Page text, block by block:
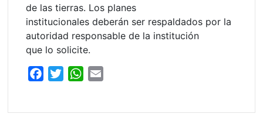
de las tierras. Los planes
institucionales deberán ser respaldados por la
autoridad responsable de la institución
que lo solicite.
W